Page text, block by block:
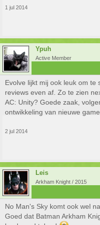
Best Original Game
Best Console Game
Evolve
(Turtle Rock/2K Games for PC,
Super Smash Bros. for 3DS
(Sora/Namco-Bandai/Nintendo
Best PC Game
(Ubisoft Montreal/Ubisoft for PC,
(Oculus VR)
Best Action Game
Evolve
(Turtle Rock/2K Games for PC,
Best Action/Adventure Game
Batman: Arkham Knight
1 jul 2014
Ypuh
Active Member
Evolve lijkt mij ook leuk om te
reviews even af. Zo te zien
AC: Unity? Goede zaak,
ontwikkeling van nieuwe
2 jul 2014
Leis
Arkham Knight / 2015
No Man's Sky komt ook wel
Goed dat Batman Arkham